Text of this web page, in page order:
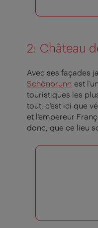
2: Château
Avec ses façades
Schönbrunn est
touristiques les
tout, c’est ici que
et l’empereur
donc, que ce lieu